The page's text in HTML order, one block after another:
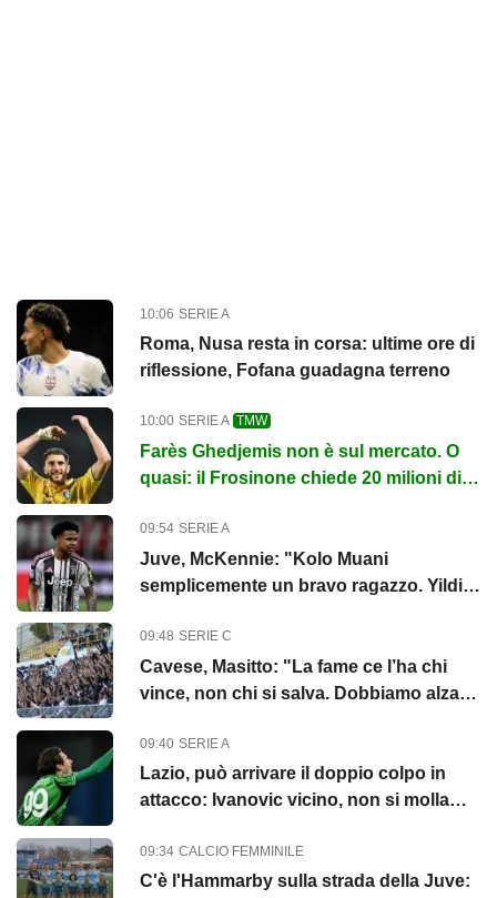
10:06 SERIE A
Roma, Nusa resta in corsa: ultime ore di
riflessione, Fofana guadagna terreno
10:00 SERIE A TMW
Farès Ghedjemis non è sul mercato. O
quasi: il Frosinone chiede 20 milioni di
09:54 SERIE A
Juve, McKennie: "Kolo Muani
semplicemente un bravo ragazzo. Yildiz
09:48 SERIE C
Cavese, Masitto: "La fame ce l’ha chi
vince, non chi si salva. Dobbiamo alzare
09:40 SERIE A
Lazio, può arrivare il doppio colpo in
attacco: Ivanovic vicino, non si molla
09:34 CALCIO FEMMINILE
C'è l'Hammarby sulla strada della Juve: